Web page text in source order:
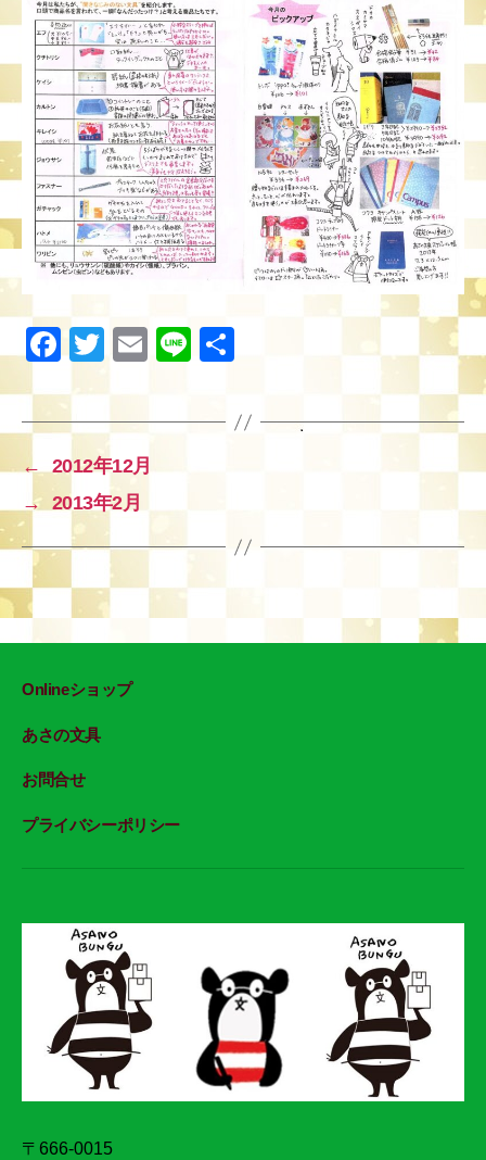
F
c
b
o
o
k
T
tt
er
E
ail
Li
e
← 2012年12月
→ 2013年2月
Onlineショップ
あさの文具
お問合せ
プライバシーポリシー
〒666-0015